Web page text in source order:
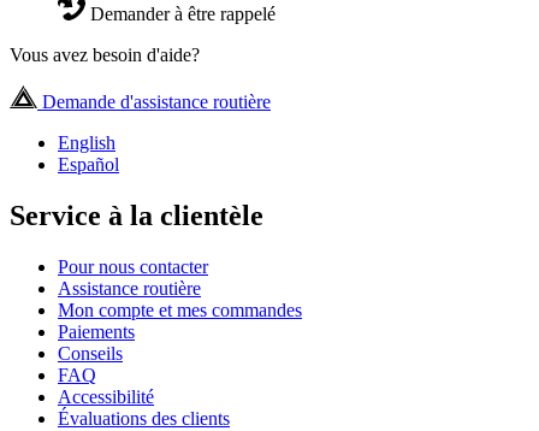
Demander à être rappelé
Vous avez besoin d'aide?
Demande d'assistance routière
English
Español
Service à la clientèle
Pour nous contacter
Assistance routière
Mon compte et mes commandes
Paiements
Conseils
FAQ
Accessibilité
Évaluations des clients